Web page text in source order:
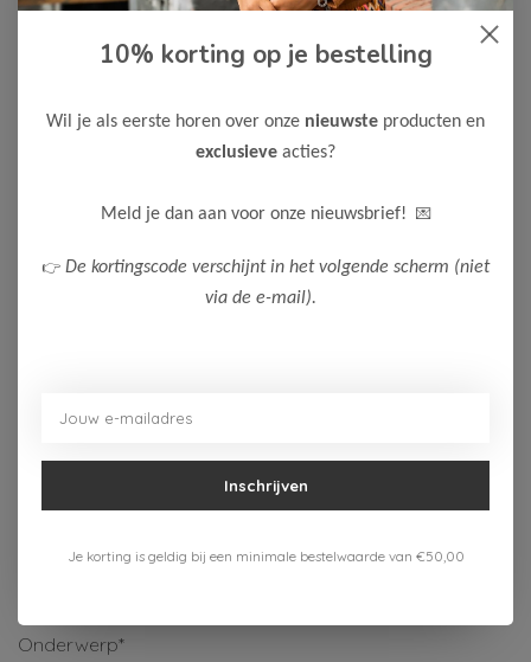
Als je een klacht hebt of een vraag, vul dan alsjeblieft het
Whatsapp. We zullen je bericht zo snel mogelijk
Neem contact op
Onderwerp*
10% korting op je bestelling
Wil je als eerste horen over onze nieuwste producten en
exclusieve acties?
Meld je dan aan voor onze nieuwsbrief! 💌
👉 De kortingscode verschijnt in het volgende scherm (niet
via de e-mail).
Inschrijven
Je korting is geldig bij een minimale bestelwaarde van €50,00